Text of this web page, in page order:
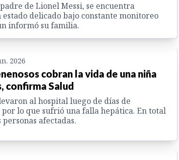
de Lionel Messi, se encuentra
delicado bajo constante monitoreo
informó su familia.
2026
cobran la vida de una niña
confirma Salud
al hospital luego de días de
lo que sufrió una falla hepática. En total
afectadas.